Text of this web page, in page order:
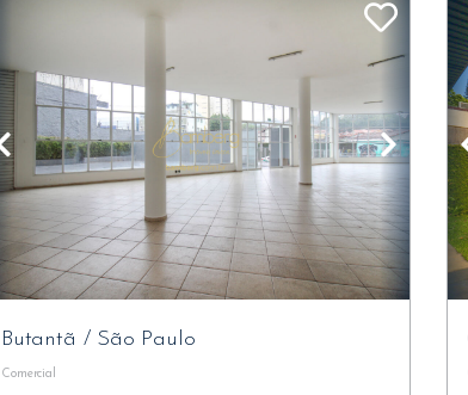
Butantã / São Paulo
Comercial